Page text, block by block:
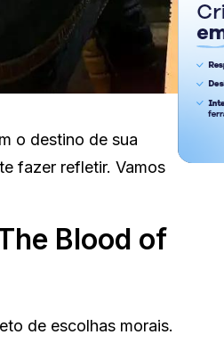
o destino de sua
fazer refletir. Vamos
Blood of
de escolhas morais.